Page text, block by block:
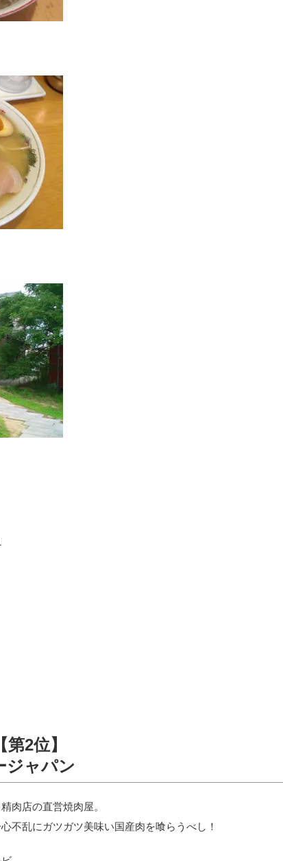
2位】
ジャパン
肉店の直営焼肉屋。
不乱にガツガツ美味い国産肉を喰らうべし！